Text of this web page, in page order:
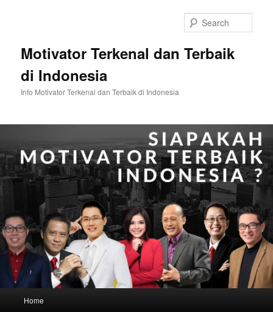
Motivator Terkenal dan Terbaik
di Indonesia
Info Motivator Terkenal dan Terbaik di Indonesia
Home